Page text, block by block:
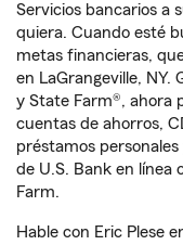
Servicios bancarios a
quiera. Cuando esté
metas financieras,
en LaGrangeville, NY.
y State Farm®, ahora
cuentas de ahorros,
préstamos
de U.S. Bank en línea
Farm.
Hable con Eric Plese